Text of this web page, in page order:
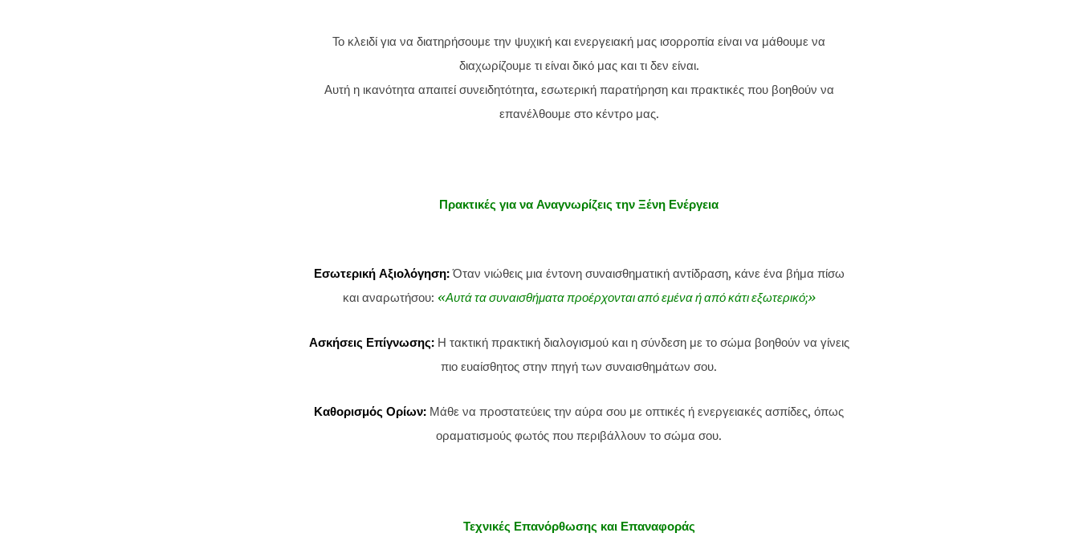
Το κλειδί για να διατηρήσουμε την ψυχική και ενεργειακή μας ισορροπία είναι να μάθουμε να
διαχωρίζουμε τι είναι δικό μας και τι δεν είναι.
Αυτή η ικανότητα απαιτεί συνειδητότητα, εσωτερική παρατήρηση και πρακτικές που βοηθούν να
επανέλθουμε στο κέντρο μας.
Πρακτικές για να Αναγνωρίζεις την Ξένη Ενέργεια
Εσωτερική Αξιολόγηση:Όταν νιώθεις μια έντονη συναισθηματική αντίδραση, κάνε ένα βήμα πίσω
και αναρωτήσου: «Αυτά τα συναισθήματα προέρχονται από εμένα ή από κάτι εξωτερικό;»
Ασκήσεις Επίγνωσης:Η τακτική πρακτική διαλογισμού και η σύνδεση με το σώμα βοηθούν να γίνεις
πιο ευαίσθητος στην πηγή των συναισθημάτων σου.
Καθορισμός Ορίων: Μάθε να προστατεύεις την αύρα σου με οπτικές ή ενεργειακές ασπίδες, όπως
οραματισμούς φωτός που περιβάλλουν το σώμα σου.
Τεχνικές Επανόρθωσης και Επαναφοράς